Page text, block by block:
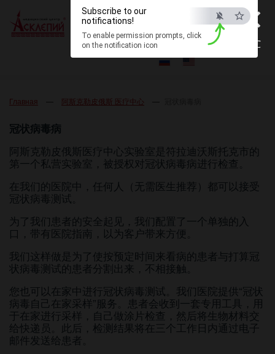
×
ESC
Subscribe to our
notifications!
To enable permission prompts, click
on the notification icon
×
ESC
Subscribe to our
notifications!
To enable permission prompts, click
on the notification icon
统一咨询中心：
+7 (423) 279-0000
符拉迪沃斯托克市加马尔尼克街3-B号
Главная 阿斯克勒皮俄斯 医疗中心
冠状病毒病
阿斯克勒皮俄斯医疗中心实验室是符拉迪沃斯托克市的
第一个私营实验室，被授权对冠状病毒病进行检查。
在我们的医院中，任何人（无需医生推荐）都可以接受
冠状病毒测试。
为了我们患者的安全起见，我们配置了一个单独的入
口，带有医院指南，以为客户带来方便。
我们这样做是为了使按预定时间来看病的患者与打算冠
状病毒测试的患者分割出来，不相接触。
您也可以在家中进行冠状病毒测试。我们医院提供“冠状
病毒自己在家采样”服务。患者会收到一套专用工具，用
于在家进行采样，自己做涂片检查，然后将生物材料交
给快递员。此后，检测结果将在三个工作日内通过电子
邮件发送给患者。